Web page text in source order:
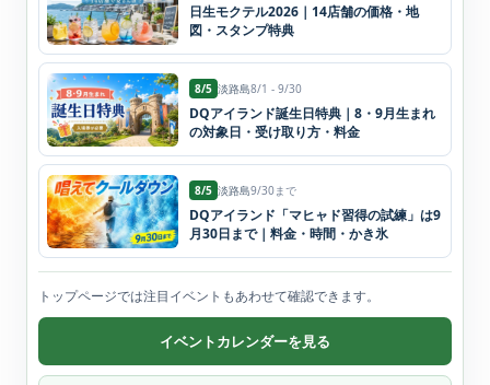
日生モクテル2026｜14店舗の価格・地
図・スタンプ特典
8/5 淡路島8/1 - 9/30
DQアイランド誕生日特典｜8・9月生まれ
の対象日・受け取り方・料金
8/5 淡路島9/30まで
DQアイランド「マヒャド習得の試練」は9
月30日まで｜料金・時間・かき氷
トップページでは注目イベントもあわせて確認できます。
イベントカレンダーを見る